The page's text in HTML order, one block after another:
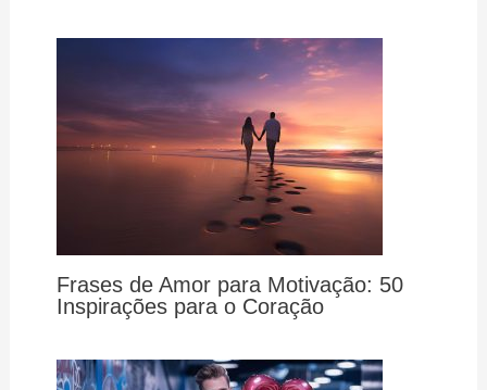
Frases de Amor para Motivação: 50
Inspirações para o Coração